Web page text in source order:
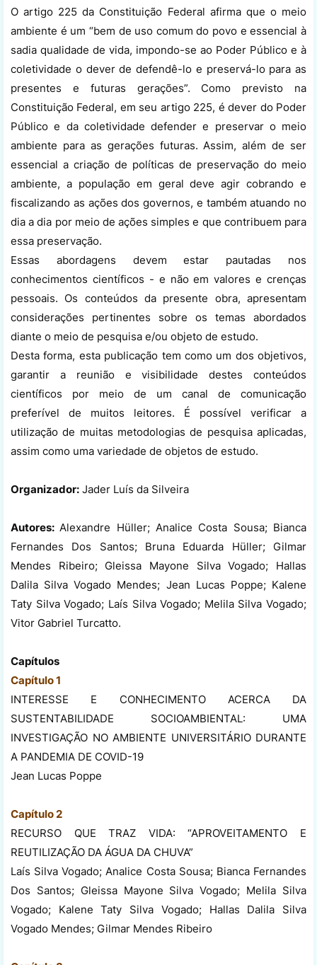
O artigo 225 da Constituição Federal afirma que o meio
ambiente é um “bem de uso comum do povo e essencial à
sadia qualidade de vida, impondo-se ao Poder Público e à
coletividade o dever de defendê-lo e preservá-lo para as
presentes e futuras gerações”. Como previsto na
Constituição Federal, em seu artigo 225, é dever do Poder
Público e da coletividade defender e preservar o meio
ambiente para as gerações futuras. Assim, além de ser
essencial a criação de políticas de preservação do meio
ambiente, a população em geral deve agir cobrando e
fiscalizando as ações dos governos, e também atuando no
dia a dia por meio de ações simples e que contribuem para
essa preservação.
Essas abordagens devem estar pautadas nos
conhecimentos científicos - e não em valores e crenças
pessoais. Os conteúdos da presente obra, apresentam
considerações pertinentes sobre os temas abordados
diante o meio de pesquisa e/ou objeto de estudo.
Desta forma, esta publicação tem como um dos objetivos,
garantir a reunião e visibilidade destes conteúdos
científicos por meio de um canal de comunicação
preferível de muitos leitores. É possível verificar a
utilização de muitas metodologias de pesquisa aplicadas,
assim como uma variedade de objetos de estudo.
Organizador: Jader Luís da Silveira
Autores:Alexandre Hüller; Analice Costa Sousa; Bianca
Fernandes Dos Santos; Bruna Eduarda Hüller; Gilmar
Mendes Ribeiro; Gleissa Mayone Silva Vogado; Hallas
Dalila Silva Vogado Mendes; Jean Lucas Poppe; Kalene
Taty Silva Vogado; Laís Silva Vogado; Melila Silva Vogado;
Vitor Gabriel Turcatto.
Capítulos
Capítulo 1
INTERESSE E CONHECIMENTO ACERCA DA
SUSTENTABILIDADE SOCIOAMBIENTAL: UMA
INVESTIGAÇÃO NO AMBIENTE UNIVERSITÁRIO DURANTE
A PANDEMIA DE COVID-19
Jean Lucas Poppe
Capítulo 2
RECURSO QUE TRAZ VIDA: “APROVEITAMENTO E
REUTILIZAÇÃO DA ÁGUA DA CHUVA”
Laís Silva Vogado; Analice Costa Sousa; Bianca Fernandes
Dos Santos; Gleissa Mayone Silva Vogado; Melila Silva
Vogado; Kalene Taty Silva Vogado; Hallas Dalila Silva
Vogado Mendes; Gilmar Mendes Ribeiro